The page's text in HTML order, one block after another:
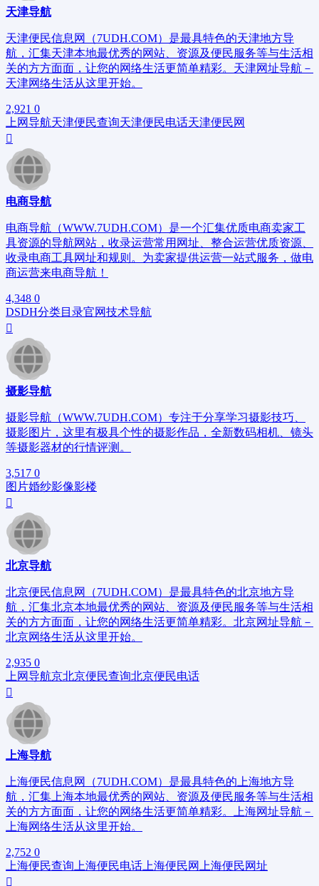
天津导航
天津便民信息网（7UDH.COM）是最具特色的天津地方导
航，汇集天津本地最优秀的网站、资源及便民服务等与生活相
关的方方面面，让您的网络生活更简单精彩。天津网址导航－
天津网络生活从这里开始。
2,921 0
上网导航天津便民查询天津便民电话天津便民网
电商导航
电商导航（WWW.7UDH.COM）是一个汇集优质电商卖家工
具资源的导航网站，收录运营常用网址、整合运营优质资源、
收录电商工具网址和规则。为卖家提供运营一站式服务，做电
商运营来电商导航！
4,348 0
DSDH分类目录官网技术导航
摄影导航
摄影导航（WWW.7UDH.COM）专注于分享学习摄影技巧、
摄影图片，这里有极具个性的摄影作品，全新数码相机、镜头
等摄影器材的行情评测。
3,517 0
图片婚纱影像影楼
北京导航
北京便民信息网（7UDH.COM）是最具特色的北京地方导
航，汇集北京本地最优秀的网站、资源及便民服务等与生活相
关的方方面面，让您的网络生活更简单精彩。北京网址导航－
北京网络生活从这里开始。
2,935 0
上网导航京北京便民查询北京便民电话
上海导航
上海便民信息网（7UDH.COM）是最具特色的上海地方导
航，汇集上海本地最优秀的网站、资源及便民服务等与生活相
关的方方面面，让您的网络生活更简单精彩。上海网址导航－
上海网络生活从这里开始。
2,752 0
上海便民查询 上海便民电话 上海便民网 上海便民网址